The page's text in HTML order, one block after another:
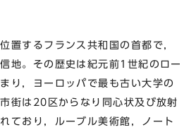
るフランス共和国の首都で，
地。その歴史は紀元前1世紀のロー
り，ヨーロッパで最も古い大学の
街は20区からなり同心状及び放射
ており，ルーブル美術館，ノート